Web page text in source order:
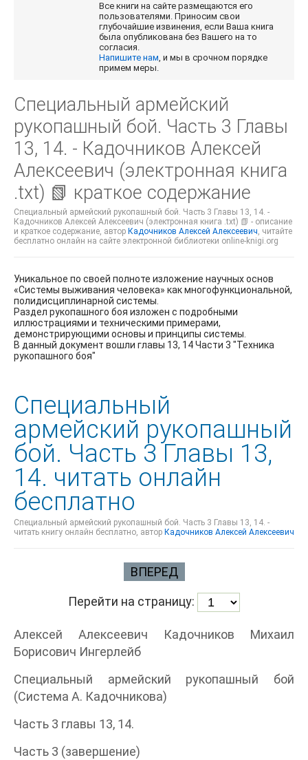
Все книги на сайте размещаются его
пользователями. Приносим свои
глубочайшие извинения, если Ваша книга
была опубликована без Вашего на то
согласия.
Напишите нам, и мы в срочном порядке
примем меры.
Специальный армейский
рукопашный бой. Часть 3 Главы
13, 14. - Кадочников Алексей
Алексеевич (электронная книга
.txt) 📗 краткое содержание
Специальный армейский рукопашный бой. Часть 3 Главы 13, 14. -
Кадочников Алексей Алексеевич (электронная книга .txt) 📗 - описание
и краткое содержание, автор Кадочников Алексей Алексеевич, читайте
бесплатно онлайн на сайте электронной библиотеки online-knigi.org
Уникальное по своей полноте изложение научных основ
«Системы выживания человека» как многофункциональной,
полидисциплинарной системы.
Раздел рукопашного боя изложен с подробными
иллюстрациями и техническими примерами,
демонстрирующими основы и принципы системы.
В данный документ вошли главы 13, 14 Части 3 "Техника
рукопашного боя"
Специальный
армейский рукопашный
бой. Часть 3 Главы 13,
14. читать онлайн
бесплатно
Специальный армейский рукопашный бой. Часть 3 Главы 13, 14. -
читать книгу онлайн бесплатно, автор Кадочников Алексей Алексеевич
ВПЕРЕД
Перейти на страницу:
Алексей Алексеевич Кадочников Михаил
Борисович Ингерлейб
Специальный армейский рукопашный бой
(Система А. Кадочникова)
Часть 3 главы 13, 14.
Часть 3 (завершение)